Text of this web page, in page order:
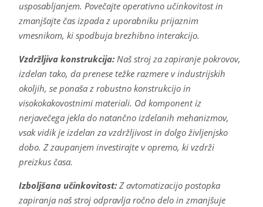
usposabljanjem. Povečajte operativno učinkovitost in
zmanjšajte čas izpada z uporabniku prijaznim
vmesnikom, ki spodbuja brezhibno interakcijo.
Vzdržljiva konstrukcija:Naš stroj za zapiranje pokrovov,
izdelan tako, da prenese težke razmere v industrijskih
okoljih, se ponaša z robustno konstrukcijo in
visokokakovostnimi materiali. Od komponent iz
nerjavečega jekla do natančno izdelanih mehanizmov,
vsak vidik je izdelan za vzdržljivost in dolgo življenjsko
dobo. Z zaupanjem investirajte v opremo, ki vzdrži
preizkus časa.
Izboljšana učinkovitost:Z avtomatizacijo postopka
zapiranja naš stroj odpravlja ročno delo in zmanjšuje